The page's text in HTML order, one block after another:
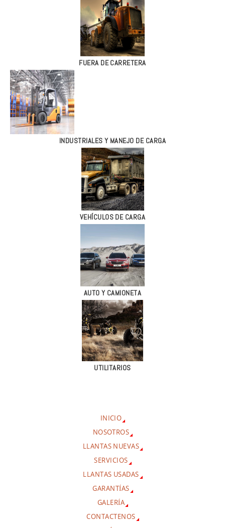
FUERA DE CARRETERA
INDUSTRIALES Y MANEJO DE CARGA
VEHÍCULOS DE CARGA
AUTO Y CAMIONETA
UTILITARIOS
INICIO
NOSOTROS
LLANTAS NUEVAS
SERVICIOS
LLANTAS USADAS
GARANTÍAS
GALERÍA
CONTACTENOS